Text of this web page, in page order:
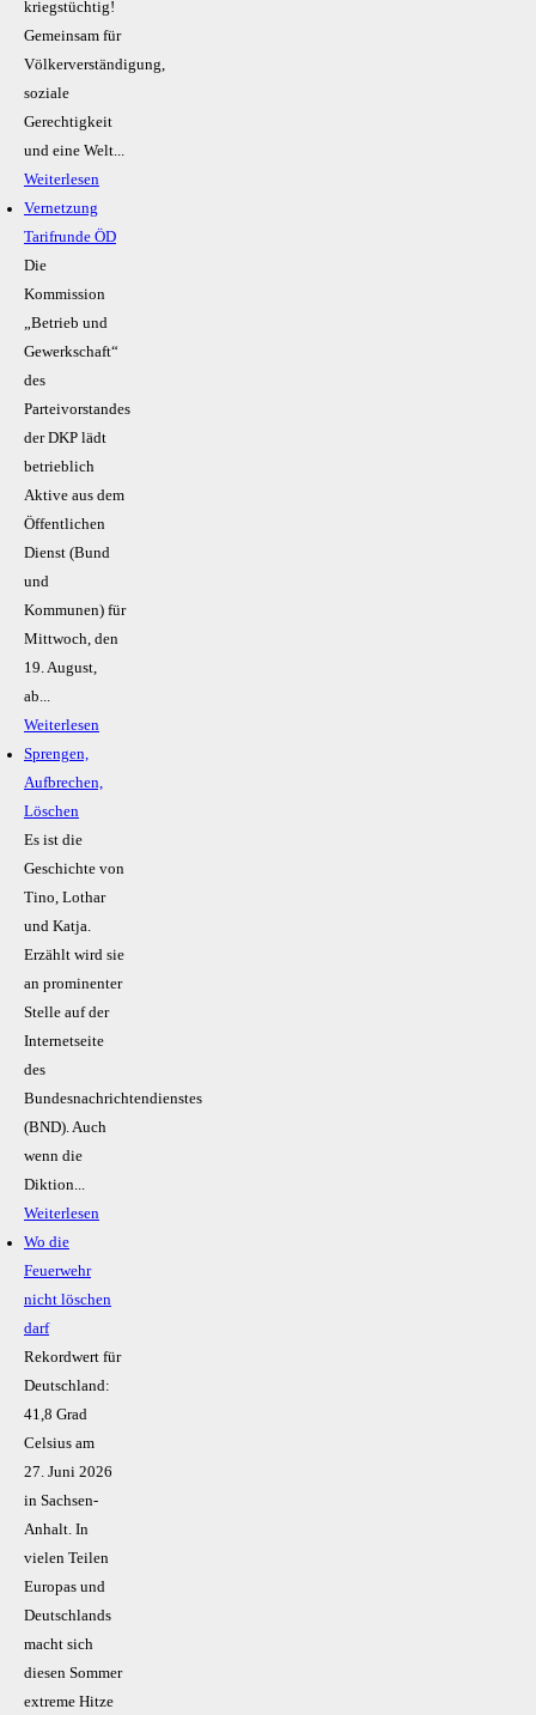
kriegstüchtig!
Gemeinsam für
Völkerverständigung,
soziale
Gerechtigkeit
und eine Welt...
Weiterlesen
Vernetzung
Tarifrunde ÖD
Die
Kommission
„Betrieb und
Gewerkschaft“
des
Parteivorstandes
der DKP lädt
betrieblich
Aktive aus dem
Öffentlichen
Dienst (Bund
und
Kommunen) für
Mittwoch, den
19. August,
ab...
Weiterlesen
Sprengen,
Aufbrechen,
Löschen
Es ist die
Geschichte von
Tino, Lothar
und Katja.
Erzählt wird sie
an prominenter
Stelle auf der
Internetseite
des
Bundesnachrichtendienstes
(BND). Auch
wenn die
Diktion...
Weiterlesen
Wo die
Feuerwehr
nicht löschen
darf
Rekordwert für
Deutschland:
41,8 Grad
Celsius am
27. Juni 2026
in Sachsen-
Anhalt. In
vielen Teilen
Europas und
Deutschlands
macht sich
diesen Sommer
extreme Hitze